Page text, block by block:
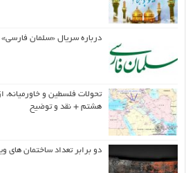
درباره سریال «سلمان فارسی»
تحولات فلسطین و
هشتم + نقد و توضیح
دو برابر تعداد ساختمان های